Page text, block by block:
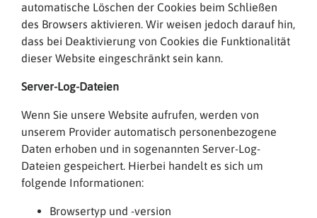
automatische Löschen der Cookies beim Schließen
des Browsers aktivieren. Wir weisen jedoch darauf hin,
dass bei Deaktivierung von Cookies die Funktionalität
dieser Website eingeschränkt sein kann.
Server-Log-Dateien
Wenn Sie unsere Website aufrufen, werden von
unserem Provider automatisch personenbezogene
Daten erhoben und in sogenannten Server-Log-
Dateien gespeichert. Hierbei handelt es sich um
folgende Informationen:
Browsertyp und -version